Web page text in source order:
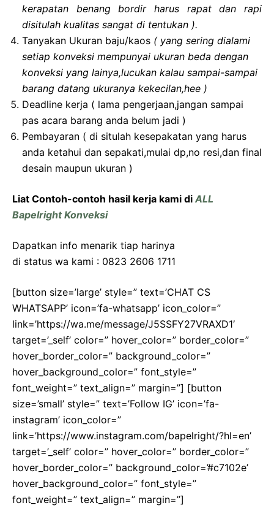
kerapatan benang bordir harus rapat dan rapi
disitulah kualitas sangat di tentukan ).
Tanyakan Ukuran baju/kaos ( yang sering dialami
setiap konveksi mempunyai ukuran beda dengan
konveksi yang lainya,lucukan kalau sampai-sampai
barang datang ukuranya kekecilan,hee )
Deadline kerja ( lama pengerjaan,jangan sampai
pas acara barang anda belum jadi )
Pembayaran ( di situlah kesepakatan yang harus
anda ketahui dan sepakati,mulai dp,no resi,dan final
desain maupun ukuran )
Liat Contoh-contoh hasil kerja kami di ALL
Bapelright Konveksi
Dapatkan info menarik tiap harinya
di status wa kami : 0823 2606 1711
[button size=’large’ style=” text=’CHAT CS
WHATSAPP’ icon=’fa-whatsapp’ icon_color=”
link=’https://wa.me/message/J5SSFY27VRAXD1′
target=’_self’ color=” hover_color=” border_color=”
hover_border_color=” background_color=”
hover_background_color=” font_style=”
font_weight=” text_align=” margin=”] [button
size=’small’ style=” text=’Follow IG’ icon=’fa-
instagram’ icon_color=”
link=’https://www.instagram.com/bapelright/?hl=en’
target=’_self’ color=” hover_color=” border_color=”
hover_border_color=” background_color=’#c7102e’
hover_background_color=” font_style=”
font_weight=” text_align=” margin=”]